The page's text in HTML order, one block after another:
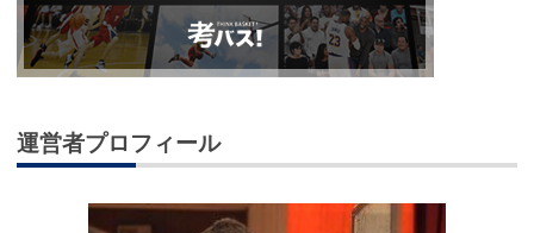
運営者プロフィール